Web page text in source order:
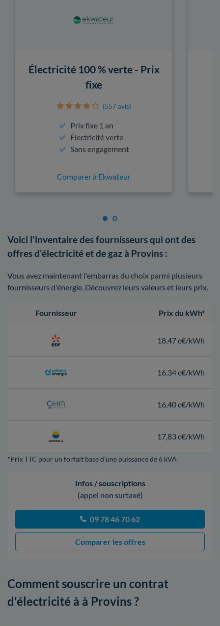
Électricité 100 % verte - Prix
fixe
(557 avis)
Prix fixe 1 an
Électricité verte
Sans engagement
Comparer à Ekwateur
Voici l'inventaire des fournisseurs qui ont des
offres d'électricité et de gaz à Provins :
Vous avez maintenant l'embarras du choix parmi plusieurs
fournisseurs d'énergie. Découvrez leurs valeurs et leurs prix.
Fournisseur Prix du kWh*
18,47 c€/kWh
16,34 c€/kWh
16,40 c€/kWh
17,83 c€/kWh
*Prix TTC pour un forfait base d’une puissance de 6 kVA
Infos / souscriptions
(appel non surtaxé)
09 78 46 70 62
Comparer les offres
Comment souscrire un contrat
d'électricité à à Provins ?